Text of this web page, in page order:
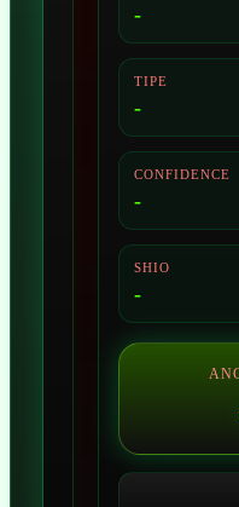
-
TIPE
-
CONFIDENCE
-
SHIO
-